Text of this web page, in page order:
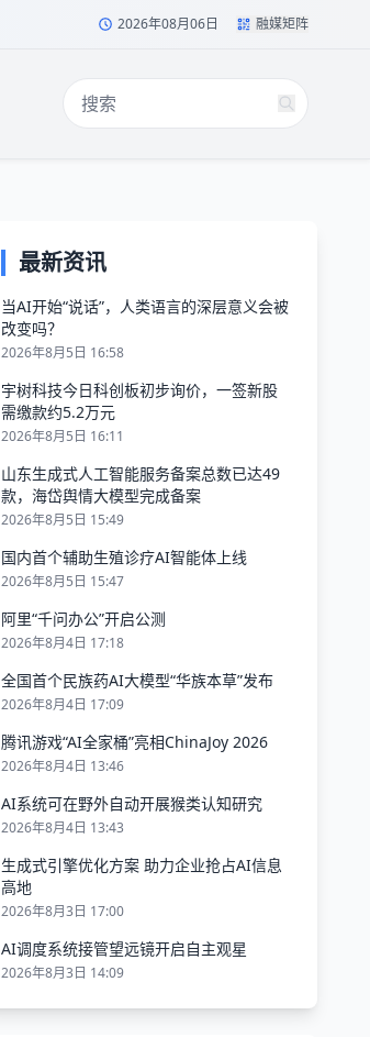
2026年08月06日 融媒矩阵
最新资讯
当AI开始“说话”，人类语言的深层意义会被
改变吗？
2026年8月5日 16:58
宇树科技今日科创板初步询价，一签新股
需缴款约5.2万元
2026年8月5日 16:11
山东生成式人工智能服务备案总数已达49
款，海岱舆情大模型完成备案
2026年8月5日 15:49
国内首个辅助生殖诊疗AI智能体上线
2026年8月5日 15:47
阿里“千问办公”开启公测
2026年8月4日 17:18
全国首个民族药AI大模型“华族本草”发布
2026年8月4日 17:09
腾讯游戏“AI全家桶”亮相ChinaJoy 2026
2026年8月4日 13:46
AI系统可在野外自动开展猴类认知研究
2026年8月4日 13:43
生成式引擎优化方案 助力企业抢占AI信息
高地
2026年8月3日 17:00
AI调度系统接管望远镜开启自主观星
2026年8月3日 14:09